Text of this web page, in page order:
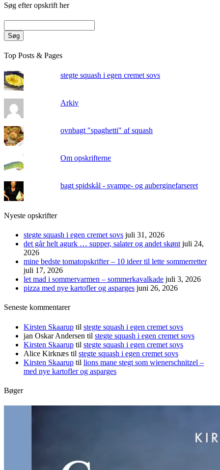
Søg efter opskrift her
Søg
Top Posts & Pages
stegte squash i egen cremet sovs
Arkiv
ovnbagt "spaghetti" af squash
Om opskrifterne
bagt spidskål - svampe- og auberginefarseret
Nyeste opskrifter
stegte squash i egen cremet sovs juli 31, 2026
det går helt agurk … supper, salater og andet skønt juli 24,
2026
mine bedste tomatopskrifter – 10 ideer til lette sommerretter
juli 17, 2026
let mad i sommervarmen – sommerkavalkade juli 3, 2026
pizza med nye kartofler og asparges juni 26, 2026
Seneste kommentarer
Kirsten Skaarup til stegte squash i egen cremet sovs
jan Oskar Andersen til stegte squash i egen cremet sovs
Kirsten Skaarup til stegte squash i egen cremet sovs
Alice Kirknæs til stegte squash i egen cremet sovs
Kirsten Skaarup til lions mane stegt som wienerschnitzel –
med nye kartofler og asparges
Bøger